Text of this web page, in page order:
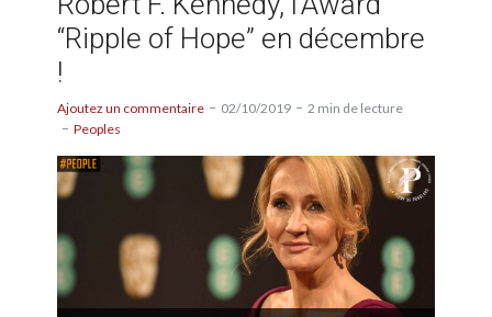
“Ripple of Hope” en décembre
!
Ajoutez un commentaire 02/10/2019
2 min de lecture
Peoples